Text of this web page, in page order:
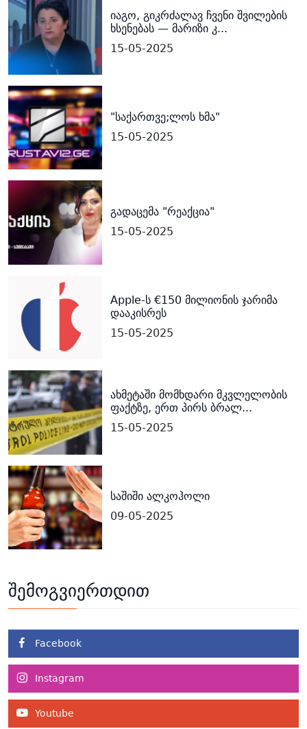
იაგო, გიკრძალავ ჩვენი შვილების
ხსენებას — მარიზი კ...
15-05-2025
"საქართვე;ლოს ხმა"
15-05-2025
გადაცემა "რეაქცია"
15-05-2025
Apple-ს €150 მილიონის ჯარიმა
დააკისრეს
15-05-2025
ახმეტაში მომხდარი მკვლელობის
ფაქტზე, ერთ პირს ბრალ...
15-05-2025
საშიში ალკოჰოლი
09-05-2025
შემოგვიერთდით
Facebook
Instagram
Youtube